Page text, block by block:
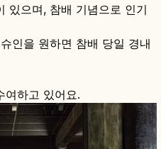
있으며, 참배 기념으로 인기
인을 원하면 참배 당일 경내
여하고 있어요.